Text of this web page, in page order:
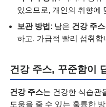
있으므로, 개인의 취향에
보관 방법 : 남은 건강 주스
하고, 가급적 빨리 섭취합
건강 주스, 꾸준함이
건강 주스는 건강한 식습관
도움을 줄 수 있는 훌륭한